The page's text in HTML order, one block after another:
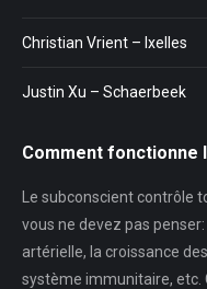
Christian Vrient – Ixelles
Justin Xu – Schaerbeek
Comment fonctionne
Le subconscient contrôle
vous ne devez pas
artérielle, la croissance
système immunitaire, etc.